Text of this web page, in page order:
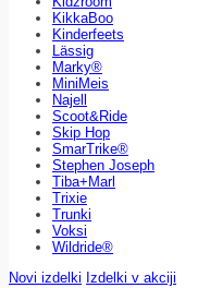
KikkaBoo
Kinderfeets
Lässig
Marky®
MiniMeis
Najell
Scoot&Ride
Skip Hop
SmarTrike®
Stephen Joseph
Tiba+Marl
Trixie
Trunki
Voksi
Wildride®
Novi izdelki Izdelki v akciji